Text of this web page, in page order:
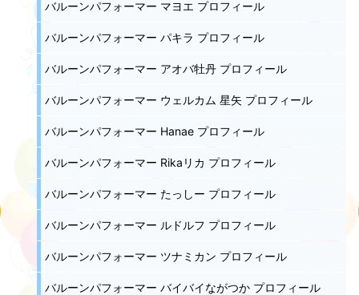
バルーンパフォーマー マヨエ プロフィール
バルーンパフォーマー パキラ プロフィール
バルーンパフォーマー アオバ牡丹 プロフィール
バルーンパフォーマー ウェルカム 星矢 プロフィール
バルーンパフォーマー Hanae プロフィール
バルーンパフォーマー Rikaリカ プロフィール
バルーンパフォーマー たっしー プロフィール
バルーンパフォーマー ルドルフ プロフィール
バルーンパフォーマー ツナミカン プロフィール
バルーンパフォーマー バイバイながつか プロフィール